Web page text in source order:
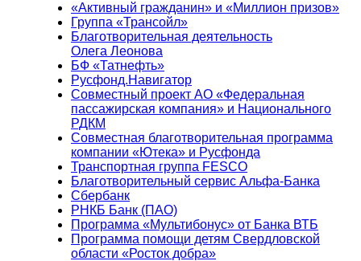
«Активный гражданин» и «Миллион призов»
Группа «Трансойл»
Благотворительная деятельность
Олега Леонова
БФ «Татнефть»
Русфонд.Навигатор
Совместный проект АО «Федеральная
пассажирская компания» и Национального
РДКМ
Совместная благотворительная программа
компании «Ютека» и Русфонда
Транспортная группа FESCO
Благотворительный сервис Альфа-Банка
Сбербанк
РНКБ Банк (ПАО)
Программа «Мультибонус» от Банка ВТБ
Программа помощи детям Свердловской
области «Росток добра»